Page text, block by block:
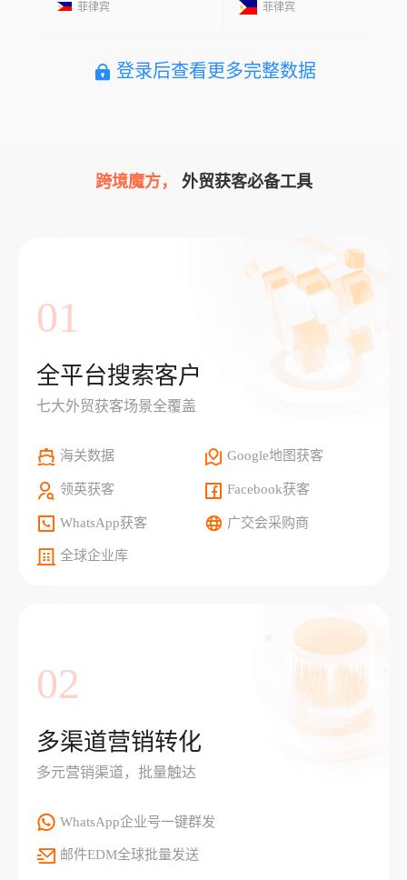
菲律宾 菲律宾
登录后查看更多完整数据
跨境魔方， 外贸获客必备工具
01
全平台搜索客户
七大外贸获客场景全覆盖
海关数据 Google地图获客
领英获客 Facebook获客
WhatsApp获客 广交会采购商
全球企业库
02
多渠道营销转化
多元营销渠道，批量触达
WhatsApp企业号一键群发
邮件EDM全球批量发送